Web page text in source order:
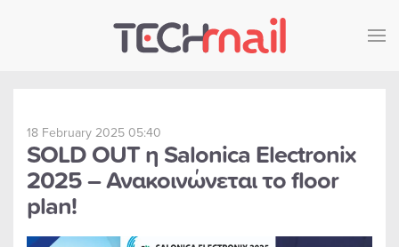
Skip to main content
18 February 2025 05:40
SOLD OUT η Salonica Electronix
2025 – Ανακοινώνεται το floor
plan!